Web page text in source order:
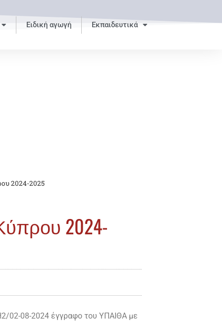
Ειδική αγωγή Εκπαιδευτικά
2024-2025
2024-
02-08-2024 έγγραφο του ΥΠΑΙΘΑ με